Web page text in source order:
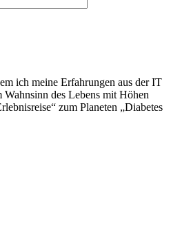
ich meine Erfahrungen aus der IT
des Lebens mit Höhen
zum Planeten „Diabetes